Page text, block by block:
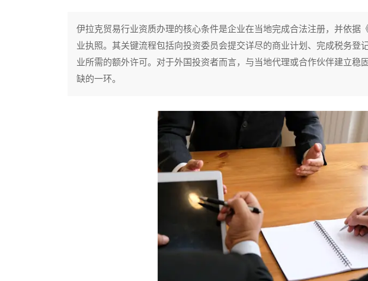
伊拉克贸易行业资质办理的核心条件是企业在当地完成合法注册，并依据
业执照。其关键流程包括向投资委员会提交详尽的商业计划、完成税务登
业所需的额外许可。对于外国投资者而言，与当地代理或合作伙伴建立稳
缺的一环。